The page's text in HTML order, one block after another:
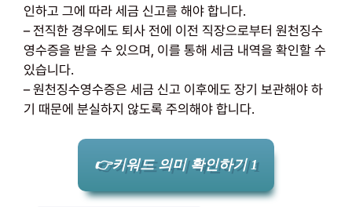
인하고 그에 따라 세금 신고를 해야 합니다.
– 전직한 경우에도 퇴사 전에 이전 직장으로부터 원천징수
영수증을 받을 수 있으며, 이를 통해 세금 내역을 확인할 수
있습니다.
– 원천징수영수증은 세금 신고 이후에도 장기 보관해야 하
기 때문에 분실하지 않도록 주의해야 합니다.
👉키워드 의미 확인하기 1